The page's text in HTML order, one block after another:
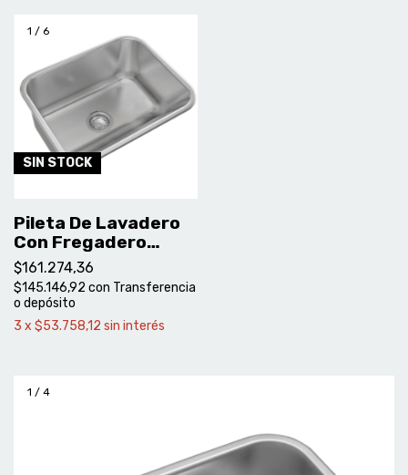
1 / 6
SIN STOCK
Pileta De Lavadero
Con Fregadero
Johnson Acero -
Ln50
$161.274,36
$145.146,92 con Transferencia
o depósito
3 x $53.758,12 sin interés
1 / 4